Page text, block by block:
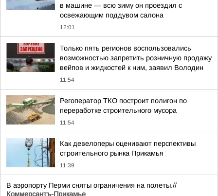
в машине — всю зиму он проездил с
освежающим поддувом салона
12:01
Только пять регионов воспользовались
возможностью запретить розничную продажу
вейпов и жидкостей к ним, заявил Володин
11:54
Регоператор ТКО построит полигон по
переработке строительного мусора
11:54
Как девелоперы оценивают перспективы
строительного рынка Прикамья
11:39
В аэропорту Перми сняты ограничения на полеты.//
Коммерсантъ-Прикамье